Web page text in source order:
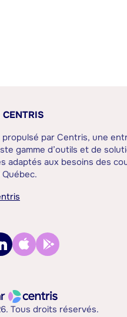
CENTRIS
par Centris, une
gamme d’outils et de
adaptés aux besoins des
Tous droits réservés.